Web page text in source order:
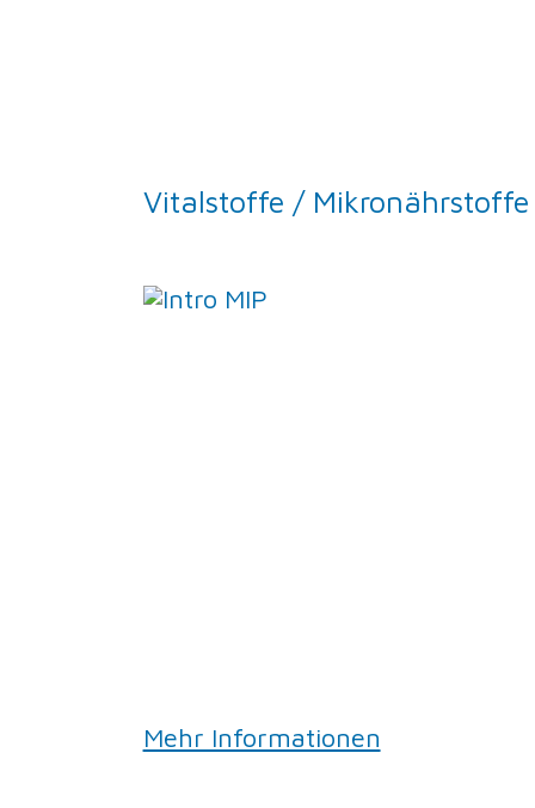
Vitalstoffe / Mikronährstoffe
Mehr Informationen